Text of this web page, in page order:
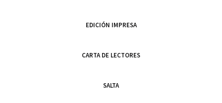
EDICIÓN IMPRESA
CARTA DE LECTORES
SALTA